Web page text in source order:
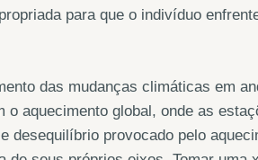
para que o indivíduo
das mudanças climáticas em
aquecimento global, onde as
desequilíbrio provocado pelo